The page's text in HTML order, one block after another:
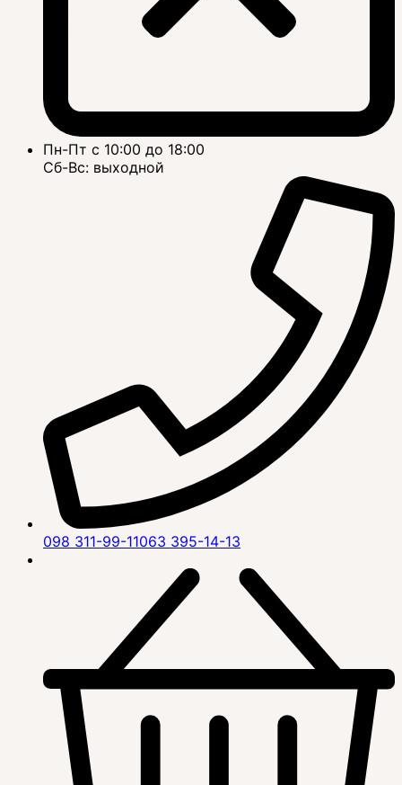
Пн-Пт с 10:00 до 18:00
Сб-Вс: выходной
098 311-99-11063 395-14-13